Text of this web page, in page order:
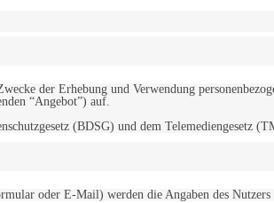
der Erhebung und Verwendung
“Angebot”) auf.
(BDSG) und dem Telemediengesetz
oder E-Mail) werden die Angaben des